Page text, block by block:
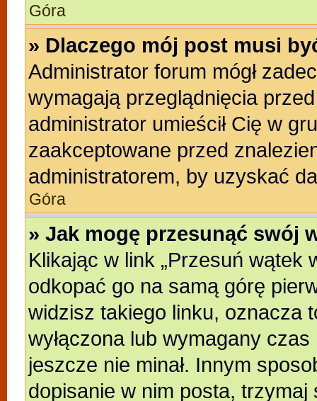
Góra
» Dlaczego mój post musi
Administrator forum mógł
wymagają przeglądnięcia
administrator umieścił Cię w
zaakceptowane przed
administratorem, by uzyskać
Góra
» Jak mogę przesunąć swój
Klikając w link „Przesuń wątek
odkopać go na samą górę
widzisz takiego linku, oznacza
wyłączona lub wymagany
jeszcze nie minał. Innym
dopisanie w nim posta,